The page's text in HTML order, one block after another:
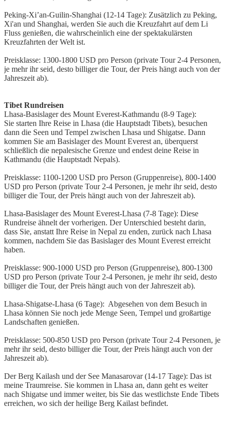
Peking-Xi’an-Guilin-Shanghai (12-14 Tage): Zusätzlich zu Peking,
Xi'an und Shanghai, werden Sie auch die Kreuzfahrt auf dem Li
Fluss genießen, die wahrscheinlich eine der spektakulärsten
Kreuzfahrten der Welt ist.
Preisklasse: 1300-1800 USD pro Person (private Tour 2-4 Personen,
je mehr ihr seid, desto billiger die Tour, der Preis hängt auch von der
Jahreszeit ab).
Tibet Rundreisen
Lhasa-Basislager des Mount Everest-Kathmandu (8-9 Tage):
Sie starten Ihre Reise in Lhasa (die Hauptstadt Tibets), besuchen
dann die Seen und Tempel zwischen Lhasa und Shigatse. Dann
kommen Sie am Basislager des Mount Everest an, überquerst
schließlich die nepalesische Grenze und endest deine Reise in
Kathmandu (die Hauptstadt Nepals).
Preisklasse: 1100-1200 USD pro Person (Gruppenreise), 800-1400
USD pro Person (private Tour 2-4 Personen, je mehr ihr seid, desto
billiger die Tour, der Preis hängt auch von der Jahreszeit ab).
Lhasa-Basislager des Mount Everest-Lhasa (7-8 Tage): Diese
Rundreise ähnelt der vorherigen. Der Unterschied besteht darin,
dass Sie, anstatt Ihre Reise in Nepal zu enden, zurück nach Lhasa
kommen, nachdem Sie das Basislager des Mount Everest erreicht
haben.
Preisklasse: 900-1000 USD pro Person (Gruppenreise), 800-1300
USD pro Person (private Tour 2-4 Personen, je mehr ihr seid, desto
billiger die Tour, der Preis hängt auch von der Jahreszeit ab).
Lhasa-Shigatse-Lhasa (6 Tage): Abgesehen von dem Besuch in
Lhasa können Sie noch jede Menge Seen, Tempel und großartige
Landschaften genießen.
Preisklasse: 500-850 USD pro Person (private Tour 2-4 Personen, je
mehr ihr seid, desto billiger die Tour, der Preis hängt auch von der
Jahreszeit ab).
Der Berg Kailash und der See Manasarovar (14-17 Tage): Das ist
meine Traumreise. Sie kommen in Lhasa an, dann geht es weiter
nach Shigatse und immer weiter, bis Sie das westlichste Ende Tibets
erreichen, wo sich der heilige Berg Kailast befindet.